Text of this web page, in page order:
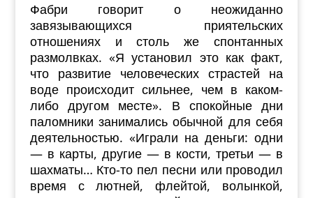
Фабри говорит о неожиданно
завязывающихся приятельских
отношениях и столь же спонтанных
размолвках. «Я установил это как факт,
что развитие человеческих страстей на
воде происходит сильнее, чем в каком-
либо другом месте». В спокойные дни
паломники занимались обычной для себя
деятельностью. «Играли на деньги: одни
— в карты, другие — в кости, третьи — в
шахматы… Кто-то пел песни или проводил
время с лютней, флейтой, волынкой,